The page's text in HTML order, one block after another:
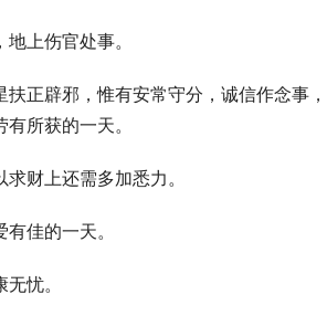
上伤官处事。
正辟邪，惟有安常守分，诚信作念事，
所获的一天。
财上还需多加悉力。
佳的一天。
忧。